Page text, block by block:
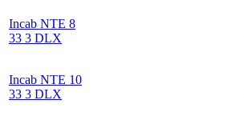
Incab NTE 8
33 3 DLX
Incab NTE 10
33 3 DLX